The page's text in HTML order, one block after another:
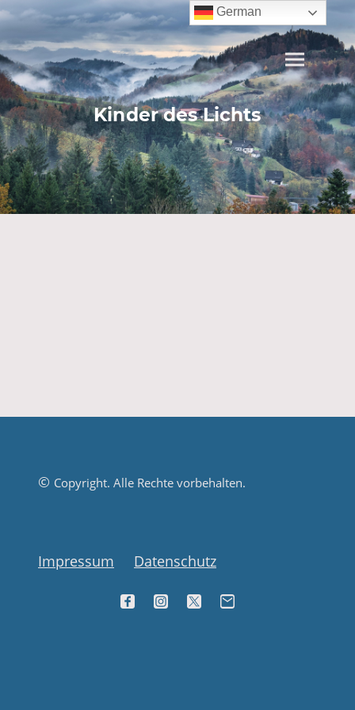
Kinder des Lichts
© Copyright. Alle Rechte vorbehalten.
Impressum Datenschutz
German